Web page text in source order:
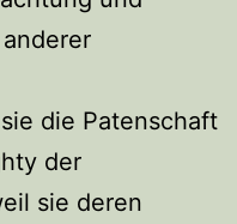
die Patenschaft
der
sie deren